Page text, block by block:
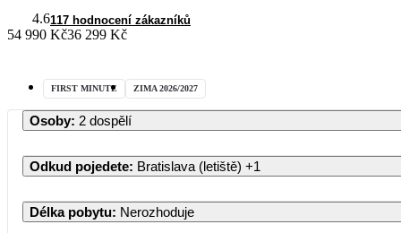
4.6117 hodnocení zákazníků
54 990 Kč36 299 Kč
FIRST MINUTE ZIMA 2026/2027
Osoby: 2 dospělí
Odkud pojedete: Bratislava (letiště) +1
Délka pobytu: Nerozhoduje